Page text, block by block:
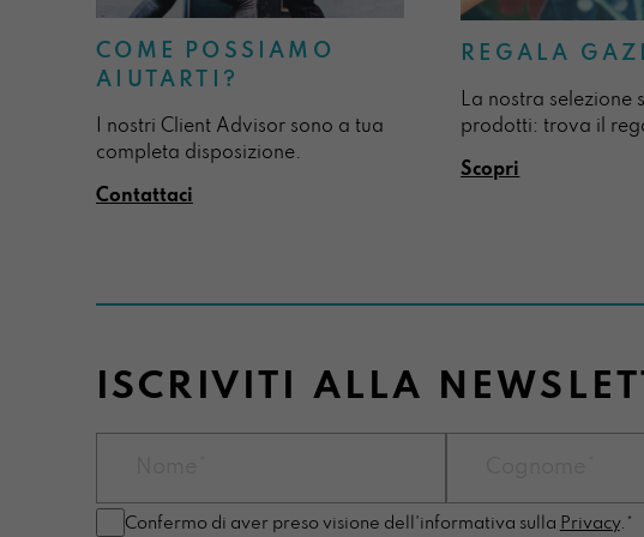
COME POSSIAMO
AIUTARTI?
I nostri Client Advisor sono a tua
completa disposizione.
Contattaci
REGALA
La nostra selezione
prodotti: trova il
Scopri
ISCRIVITI ALLA
Confermo di aver preso visione dell'informativa sulla Privacy.*